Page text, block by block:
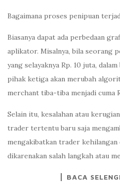
Bagaimana proses penipuan
Biasanya dapat ada perbedaan
aplikator. Misalnya, bila seorang
yang selayaknya Rp. 10 juta,
pihak ketiga akan merubah
merchant tiba-tiba menjadi cuma
Selain itu, kesalahan atau
trader tertentu baru saja
mengakibatkan trader
dikarenakan salah langkah atau
BACA